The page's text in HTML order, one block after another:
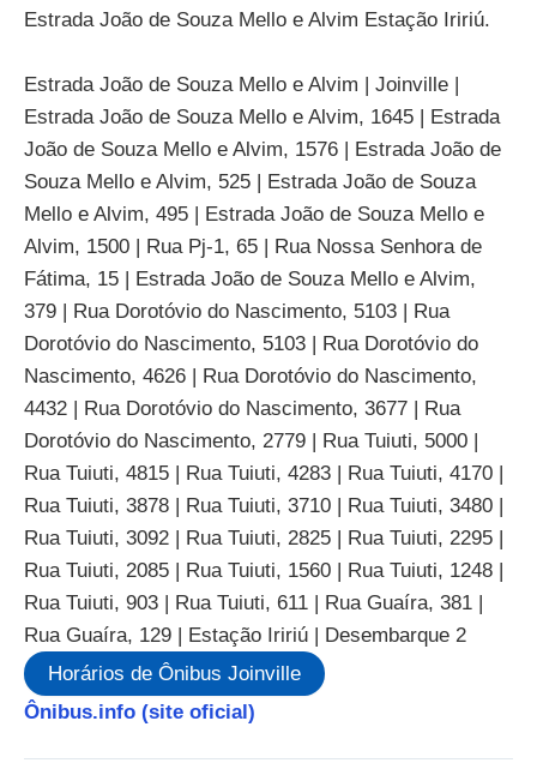
Estrada João de Souza Mello e Alvim Estação Iririú.
Estrada João de Souza Mello e Alvim | Joinville |
Estrada João de Souza Mello e Alvim, 1645 | Estrada
João de Souza Mello e Alvim, 1576 | Estrada João de
Souza Mello e Alvim, 525 | Estrada João de Souza
Mello e Alvim, 495 | Estrada João de Souza Mello e
Alvim, 1500 | Rua Pj-1, 65 | Rua Nossa Senhora de
Fátima, 15 | Estrada João de Souza Mello e Alvim,
379 | Rua Dorotóvio do Nascimento, 5103 | Rua
Dorotóvio do Nascimento, 5103 | Rua Dorotóvio do
Nascimento, 4626 | Rua Dorotóvio do Nascimento,
4432 | Rua Dorotóvio do Nascimento, 3677 | Rua
Dorotóvio do Nascimento, 2779 | Rua Tuiuti, 5000 |
Rua Tuiuti, 4815 | Rua Tuiuti, 4283 | Rua Tuiuti, 4170 |
Rua Tuiuti, 3878 | Rua Tuiuti, 3710 | Rua Tuiuti, 3480 |
Rua Tuiuti, 3092 | Rua Tuiuti, 2825 | Rua Tuiuti, 2295 |
Rua Tuiuti, 2085 | Rua Tuiuti, 1560 | Rua Tuiuti, 1248 |
Rua Tuiuti, 903 | Rua Tuiuti, 611 | Rua Guaíra, 381 |
Rua Guaíra, 129 | Estação Iririú | Desembarque 2
Horários de Ônibus Joinville
Ônibus.info (site oficial)